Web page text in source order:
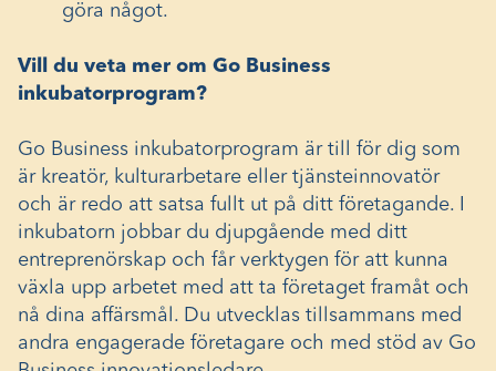
göra något.
Vill du veta mer om Go Business
inkubatorprogram?
Go Business inkubatorprogram är till för dig som
är kreatör, kulturarbetare eller tjänsteinnovatör
och är redo att satsa fullt ut på ditt företagande. I
inkubatorn jobbar du djupgående med ditt
entreprenörskap och får verktygen för att kunna
växla upp arbetet med att ta företaget framåt och
nå dina affärsmål. Du utvecklas tillsammans med
andra engagerade företagare och med stöd av Go